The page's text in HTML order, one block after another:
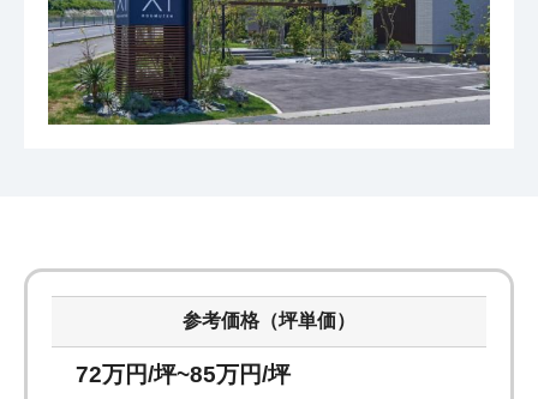
参考価格（坪単価）
72万円/坪~85万円/坪